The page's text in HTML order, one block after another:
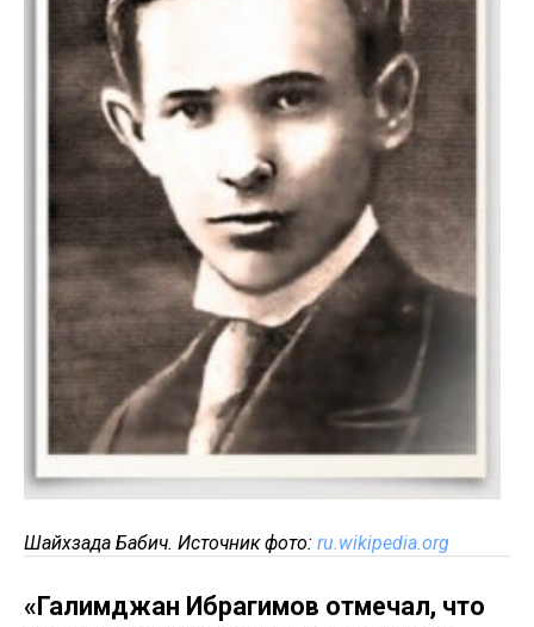
Шайхзада Бабич. Источник фото: ru.wikipedia.org
«Галимджан Ибрагимов отмечал, что